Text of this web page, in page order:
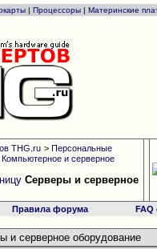
| Процессоры | Материнские
THG.ru > Персональные
и серверное
Серверы и серверное
Правила форума
и серверное оборудование